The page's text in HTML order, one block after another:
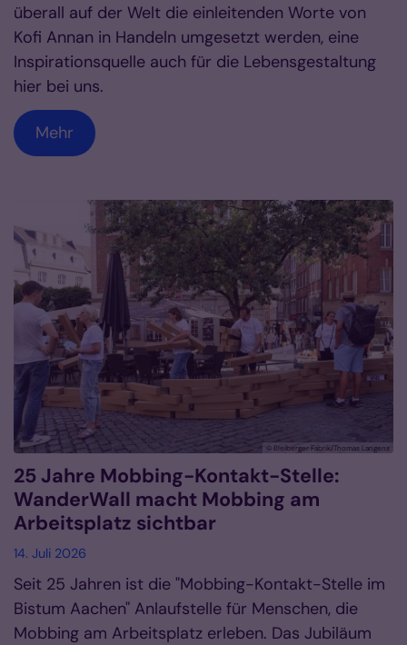
überall auf der Welt die einleitenden Worte von
Kofi Annan in Handeln umgesetzt werden, eine
Inspirationsquelle auch für die Lebensgestaltung
hier bei uns.
Mehr
© Bleiberger Fabrik/Thomas Langens
25 Jahre Mobbing-Kontakt-Stelle:
WanderWall macht Mobbing am
Arbeitsplatz sichtbar
14. Juli 2026
Seit 25 Jahren ist die "Mobbing-Kontakt-Stelle im
Bistum Aachen" Anlaufstelle für Menschen, die
Mobbing am Arbeitsplatz erleben. Das Jubiläum